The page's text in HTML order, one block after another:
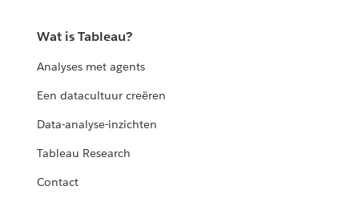
Wat is Tableau?
Analyses met agents
Een datacultuur creëren
Data-analyse-inzichten
Tableau Research
Contact